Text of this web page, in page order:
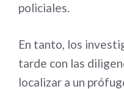
policiales.
En tanto, los
tarde con las
localizar a un